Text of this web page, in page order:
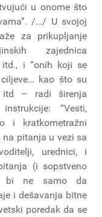
u onome što
/…/ U svojoj
za prikupljanje
zajednica
itd., i “onih koji se
kao što su
itd – radi širenja
“Vesti,
i kratkometražni
pitanja u vezi sa
urednici, i
(i sopstveno
bi ne samo da
i dešavanja bitne
poredak da se